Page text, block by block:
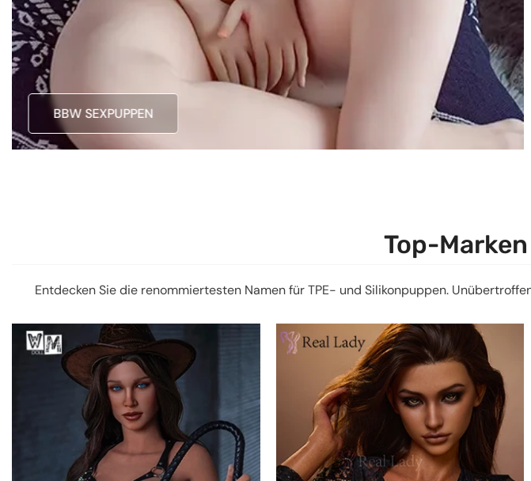
BBW SEXPUPPEN
Top-
Entdecken Sie die renommiertesten Namen für TPE- und Silikonpuppen.